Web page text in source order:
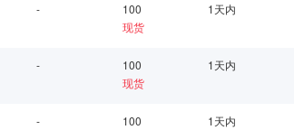
-
100
现货
1天内
-
100
现货
1天内
-
100
1天内